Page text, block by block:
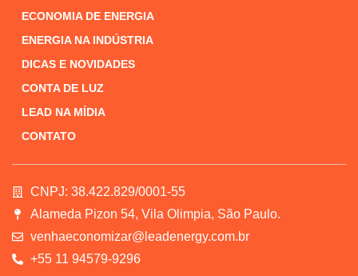
ECONOMIA DE ENERGIA
ENERGIA NA INDÚSTRIA
DICAS E NOVIDADES
CONTA DE LUZ
LEAD NA MÍDIA
CONTATO
CNPJ: 38.422.829/0001-55
Alameda Pizon 54, Vila Olimpia, São Paulo.
venhaeconomizar@leadenergy.com.br
+55 11 94579-9296